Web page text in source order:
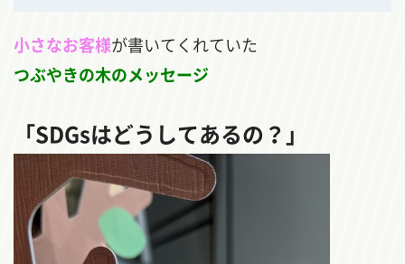
小さなお客様が書いてくれていた
つぶやきの木のメッセージ
「SDGsはどうしてあるの？」